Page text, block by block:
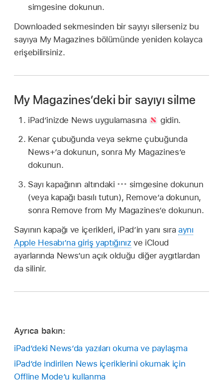
simgesine dokunun.
Downloaded sekmesinden bir sayıyı silerseniz bu
sayıya My Magazines bölümünde yeniden kolayca
erişebilirsiniz.
My Magazines’deki bir sayıyı silme
iPad’inizde News uygulamasına
gidin.
Kenar çubuğunda veya sekme çubuğunda
News+’a dokunun, sonra My Magazines’e
dokunun.
Sayı kapağının altındaki
simgesine dokunun
(veya kapağı basılı tutun), Remove’a dokunun,
sonra Remove from My Magazines’e dokunun.
Sayının kapağı ve içerikleri, iPad’in yanı sıra aynı
Apple Hesabı’na giriş yaptığınız ve iCloud
ayarlarında News’un açık olduğu diğer aygıtlardan
da silinir.
Ayrıca bakın:
iPad’deki News’da yazıları okuma ve paylaşma
iPad’de indirilen News içeriklerini okumak için
Offline Mode’u kullanma